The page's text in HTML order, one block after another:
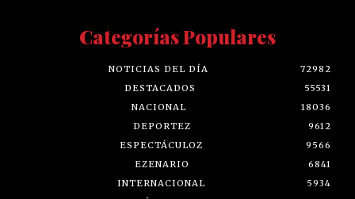
Categorías Populares
NOTICIAS DEL DÍA
72982
DESTACADOS
55531
NACIONAL
18036
DEPORTEZ
9612
ESPECTÁCULOZ
9566
EZENARIO
6841
INTERNACIONAL
5934